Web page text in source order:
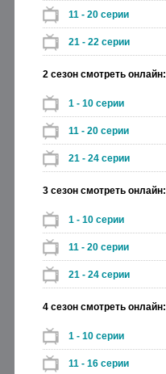
11 - 20 серии
21 - 22 серии
2 сезон смотреть онлайн:
1 - 10 серии
11 - 20 серии
21 - 24 серии
3 сезон смотреть онлайн:
1 - 10 серии
11 - 20 серии
21 - 24 серии
4 сезон смотреть онлайн:
1 - 10 серии
11 - 16 серии